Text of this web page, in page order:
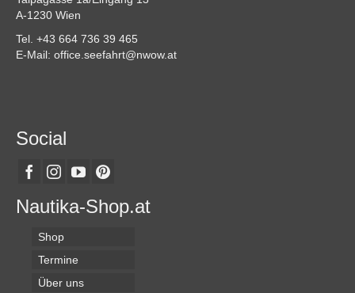
A-1230 Wien
Tel. +43 664 736 39 465
E-Mail: office.seefahrt@nwow.at
Social
Nautika-Shop.at
Shop
Termine
Über uns